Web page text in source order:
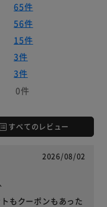
65件
56件
15件
3件
3件
0件
すべてのレビュー
2026/08/02
もクーポンもあった